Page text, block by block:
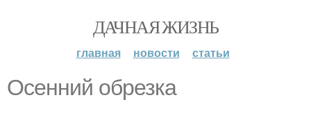
ДАЧНАЯ ЖИЗНЬ
главная новости статьи
Осенний обрезка